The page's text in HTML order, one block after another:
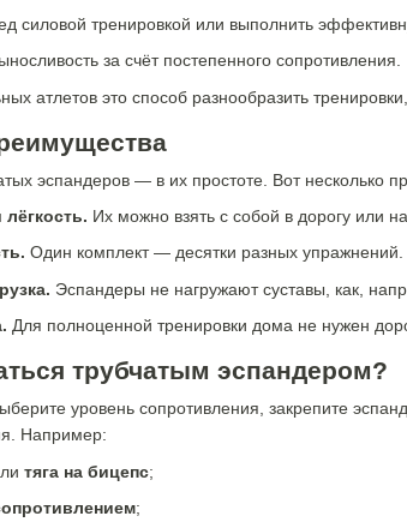
силовой тренировкой или выполнить
за счёт постепенного сопротивления.
атлетов это способ разнообразить
эспандеров — в их простоте. Вот несколько
Их можно взять с собой в дорогу или на
Один комплект — десятки разных упражнений.
Эспандеры не нагружают суставы, как,
Для полноценной тренировки дома не нужен
трубчатым эспандером?
уровень сопротивления, закрепите
Например:
тяга на бицепс;
;